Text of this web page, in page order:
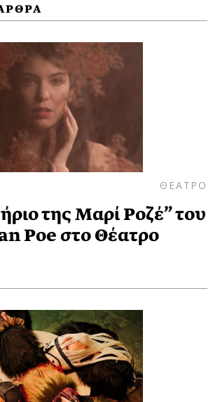
ΘΕΑΤΡΟ
της Μαρί Ροζέ” του
Poe στο Θέατρο